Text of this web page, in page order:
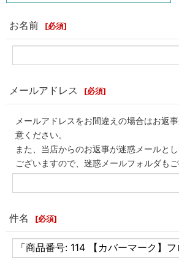
お名前 [必須]
メールアドレス [必須]
メールアドレスをお間違えの場合はお返
意ください。
また、当店からのお返事が迷惑メールと
ございますので、迷惑メールフォルダもご
件名 [必須]